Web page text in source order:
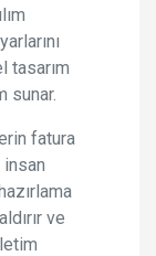
tasarım
sunar.
fatura
insan
ve